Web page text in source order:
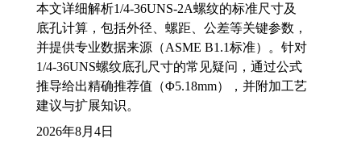
本文详细解析1/4-36UNS-2A螺纹的标准尺寸及
底孔计算，包括外径、螺距、公差等关键参数，
并提供专业数据来源（ASME B1.1标准）。针对
1/4-36UNS螺纹底孔尺寸的常见疑问，通过公式
推导给出精确推荐值（Φ5.18mm），并附加工艺
建议与扩展知识。
2026年8月4日